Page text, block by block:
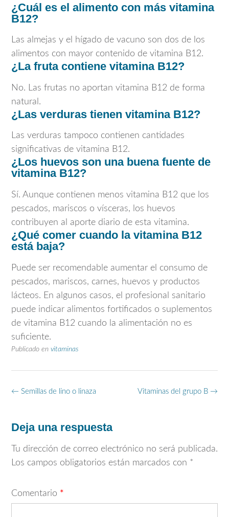
¿Cuál es el alimento con más vitamina
B12?
Las almejas y el hígado de vacuno son dos de los
alimentos con mayor contenido de vitamina B12.
¿La fruta contiene vitamina B12?
No. Las frutas no aportan vitamina B12 de forma
natural.
¿Las verduras tienen vitamina B12?
Las verduras tampoco contienen cantidades
significativas de vitamina B12.
¿Los huevos son una buena fuente de
vitamina B12?
Sí. Aunque contienen menos vitamina B12 que los
pescados, mariscos o vísceras, los huevos
contribuyen al aporte diario de esta vitamina.
¿Qué comer cuando la vitamina B12
está baja?
Puede ser recomendable aumentar el consumo de
pescados, mariscos, carnes, huevos y productos
lácteos. En algunos casos, el profesional sanitario
puede indicar alimentos fortificados o suplementos
de vitamina B12 cuando la alimentación no es
suficiente.
Publicado en vitaminas
Navegación
Vitaminas del grupo B →
← Semillas de lino o linaza
Deja una respuesta
Tu dirección de correo electrónico no será publicada.
Los campos obligatorios están marcados con *
Comentario *